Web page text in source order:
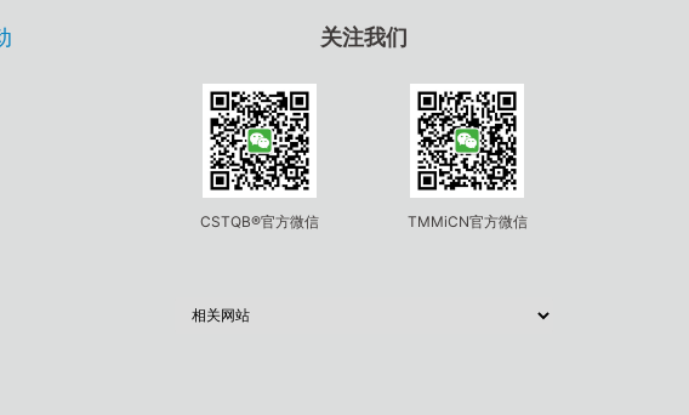
关注我们
CSTQB®官方微信 TMMiCN官方微信